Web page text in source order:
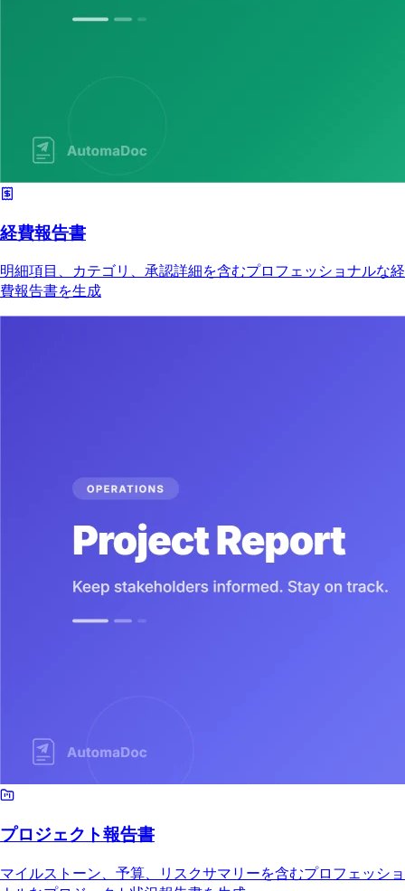
経費報告書
明細項目、カテゴリ、承認詳細を含むプロフェッショナルな経
費報告書を生成
プロジェクト報告書
マイルストーン、予算、リスクサマリーを含むプロフェッショ